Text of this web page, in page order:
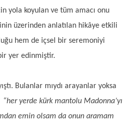
yola koyulan ve tüm amacı onu
üzerinden anlatılan hikâye etkili
hem de içsel bir seremoniyi
yer edinmiştir.
Bulanlar mıydı arayanlar yoksa
“her yerde kürk mantolu Madonna’yı
emin olsam da onun aramam